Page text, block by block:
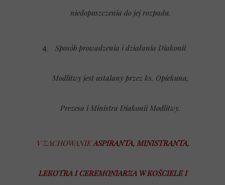
niedopuszczenia do jej rozpadu.
Sposób prowadzenia i działania Diakonii
Modlitwy jest ustalany przez ks. Opiekuna,
Prezesa i Ministra Diakonii Modlitwy.
V ZACHOWANIEASPIRANTA, MINISTRANTA,
LEKOTRA I CEREMONIARZA W KOŚCIELE I